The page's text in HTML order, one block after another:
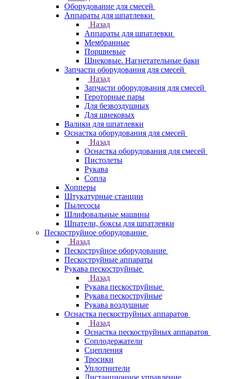
Оборудование для смесей
Аппараты для шпатлевки
Назад
Аппараты для шпатлевки
Мембранные
Поршневые
Шнековые. Нагнетательные баки
Запчасти оборудования для смесей
Назад
Запчасти оборудования для смесей
Героторные пары
Для безвоздушных
Для шнековых
Валики для шпатлевки
Оснастка оборудования для смесей
Назад
Оснастка оборудования для смесей
Пистолеты
Рукава
Сопла
Хопперы
Штукатурные станции
Пылесосы
Шлифовальные машины
Шпатели, боксы для шпатлевки
Пескоструйное оборудование
Назад
Пескоструйное оборудование
Пескоструйные аппараты
Рукава пескоструйные
Назад
Рукава пескоструйные
Рукава пескоструйные
Рукава воздушные
Оснастка пескоструйных аппаратов
Назад
Оснастка пескоструйных аппаратов
Соплодержатели
Сцепления
Тросики
Уплотнители
Дистанционное управление